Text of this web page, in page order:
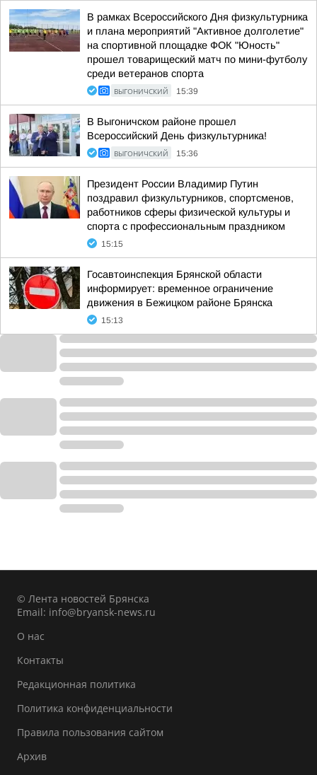
В рамках Всероссийского Дня физкультурника
и плана мероприятий "Активное долголетие"
на спортивной площадке ФОК "Юность"
прошел товарищеский матч по мини-футболу
среди ветеранов спорта
ВЫГОНИЧСКИЙ 15:39
В Выгоничском районе прошел
Всероссийский День физкультурника!
ВЫГОНИЧСКИЙ 15:36
Президент России Владимир Путин
поздравил физкультурников, спортсменов,
работников сферы физической культуры и
спорта с профессиональным праздником
15:15
Госавтоинспекция Брянской области
информирует: временное ограничение
движения в Бежицком районе Брянска
15:13
© Лента новостей Брянска
Email: info@bryansk-news.ru
О нас
Контакты
Редакционная политика
Политика конфиденциальности
Правила пользования сайтом
Архив